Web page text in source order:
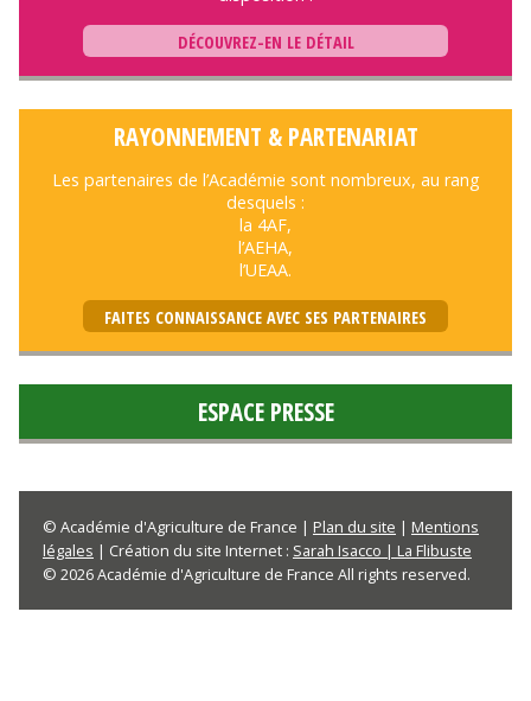
DÉCOUVREZ-EN LE DÉTAIL
RAYONNEMENT & PARTENARIAT
Les partenaires de l’Académie sont nombreux, au rang
desquels :
la 4AF,
l’AEHA,
l’UEAA.
FAITES CONNAISSANCE AVEC SES PARTENAIRES
ESPACE PRESSE
© Académie d'Agriculture de France | Plan du site | Mentions
légales | Création du site Internet : Sarah Isacco | La Flibuste
© 2026 Académie d'Agriculture de France All rights reserved.